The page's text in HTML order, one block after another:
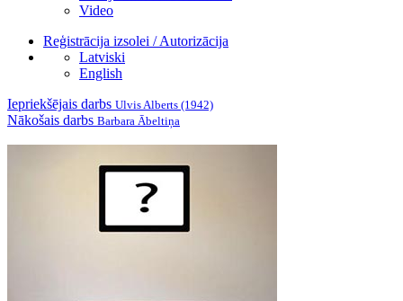
Video
Reģistrācija izsolei / Autorizācija
Latviski
English
Iepriekšējais darbs Ulvis Alberts (1942)
Nākošais darbs Barbara Ābeltiņa